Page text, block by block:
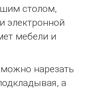
столом,
электронной
мебели и
нарезать
а